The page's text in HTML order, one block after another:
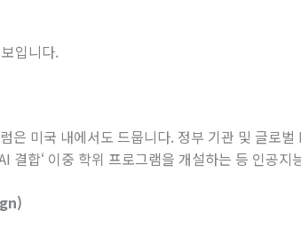
입니다.
은 미국 내에서도 드뭅니다. 정부 기관 및 글로벌
결합‘ 이중 학위 프로그램을 개설하는 등 인공지